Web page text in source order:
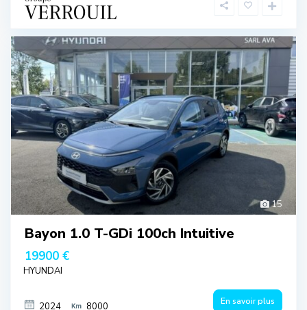
15
Bayon 1.0 T-GDi 100ch Intuitive
19900 €
HYUNDAI
2024 8000 En savoir plus